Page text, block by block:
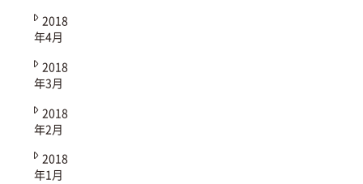
2018
年4月
2018
年3月
2018
年2月
2018
年1月